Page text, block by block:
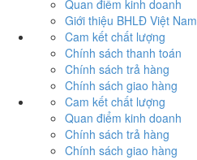
Quan điểm kinh doanh
Giới thiệu BHLĐ Việt Nam
Cam kết chất lượng
Chính sách thanh toán
Chính sách trả hàng
Chính sách giao hàng
Cam kết chất lượng
Quan điểm kinh doanh
Chính sách trả hàng
Chính sách giao hàng